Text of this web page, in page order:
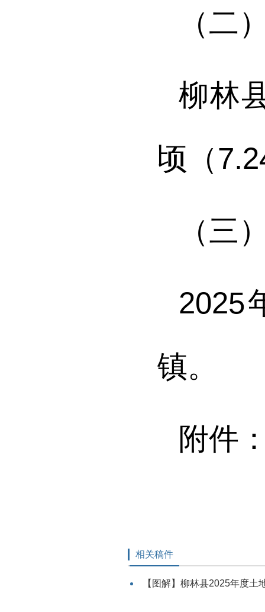
（二
柳林
顷 （
（三
2025
镇。
附件
相关稿件
【图解】柳林县2025年度